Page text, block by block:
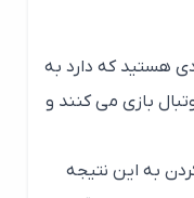
که
ما با